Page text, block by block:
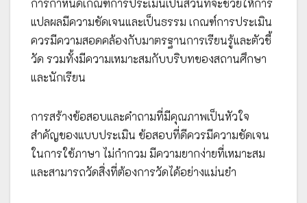
การกำหนดเกณฑ์การประเมินเป็นส่วนที่จะช่วยให้การ
แปลผลมีความชัดเจนและเป็นธรรม เกณฑ์การประเมิน
ควรมีความสอดคล้องกับมาตรฐานการเรียนรู้และตัวชี้
วัด รวมทั้งมีความเหมาะสมกับบริบทของสถานศึกษา
และนักเรียน
การสร้างข้อสอบและคำถามที่มีคุณภาพเป็นหัวใจ
สำคัญของแบบประเมิน ข้อสอบที่ดีควรมีความชัดเจน
ในการใช้ภาษา ไม่กำกวม มีความยากง่ายที่เหมาะสม
และสามารถวัดสิ่งที่ต้องการวัดได้อย่างแม่นยำ